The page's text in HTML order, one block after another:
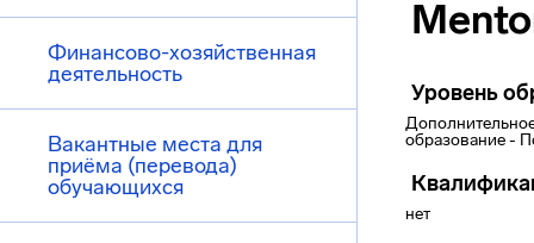
Финансово-хозяйственная
деятельность
Вакантные места для
приёма (перевода)
обучающихся
Уровень
образование -
нет